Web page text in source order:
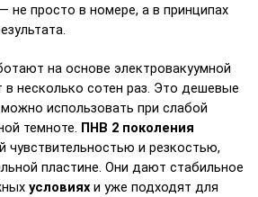
не просто в номере, а в принципах
на основе электровакуумной
в несколько сотен раз. Это дешевые
использовать при слабой
темноте. ПНВ 2 поколения
чувствительностью и резкостью,
условиях и уже подходят для